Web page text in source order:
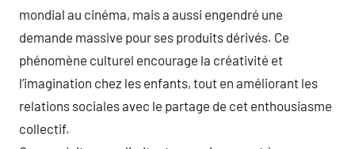
mondial au cinéma, mais a aussi engendré une
demande massive pour ses produits dérivés. Ce
phénomène culturel encourage la créativité et
l’imagination chez les enfants, tout en améliorant les
relations sociales avec le partage de cet enthousiasme
collectif.